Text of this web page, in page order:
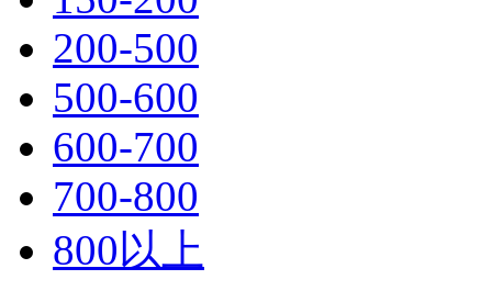
200-500
500-600
600-700
700-800
800以上